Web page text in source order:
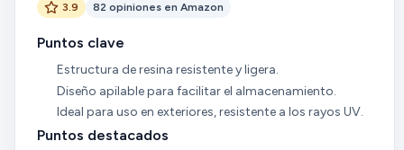
3.9 82 opiniones en Amazon
Puntos clave
Estructura de resina resistente y ligera.
Diseño apilable para facilitar el almacenamiento.
Ideal para uso en exteriores, resistente a los rayos UV.
Puntos destacados